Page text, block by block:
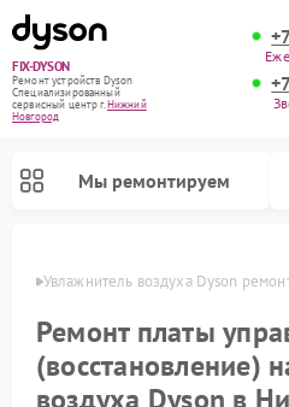
FIX-DYSON
Ремонт устройств Dyson
Специализированный
cервисный центр г.Нижний
Новгород
Мы ремонтируем
Увлажнитель воздуха Dyson
Ремонт платы
(восстановление)
воздуха Dyson в